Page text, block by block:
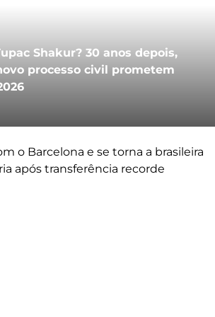
Shakur? 30 anos depois,
processo civil prometem